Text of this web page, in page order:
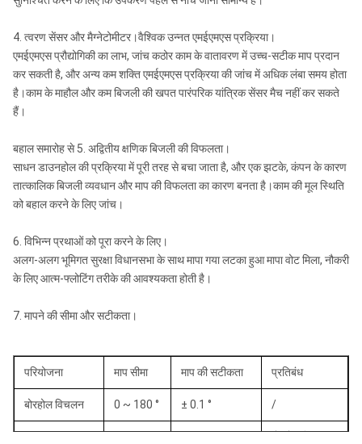
4. त्वरण सेंसर और मैग्नेटोमीटर।वैश्विक उन्नत एमईएमएस प्रक्रिया।
एमईएमएस प्रौद्योगिकी का लाभ, जांच कठोर काम के वातावरण में उच्च-सटीक माप प्रदान
कर सकती है, और अन्य कम शक्ति एमईएमएस प्रक्रिया की जांच में अधिक लंबा समय होता
है।काम के माहौल और कम बिजली की खपत पारंपरिक यांत्रिक सेंसर मैच नहीं कर सकते
हैं।
बहाल समारोह से 5. अद्वितीय क्षणिक बिजली की विफलता।
साधन डाउनहोल की प्रक्रिया में पूरी तरह से बचा जाता है, और एक झटके, कंपन के कारण
तात्कालिक बिजली व्यवधान और माप की विफलता का कारण बनता है।काम की मूल स्थिति
को बहाल करने के लिए जांच।
6. विभिन्न प्रथाओं को पूरा करने के लिए।
अलग-अलग भूमिगत सुरक्षा विधानसभा के साथ मापा गया लटका हुआ मापा वोट मिला, नौकरी
के लिए आत्म-फ्लोटिंग तरीके की आवश्यकता होती है।
7. मापने की सीमा और सटीकता।
परियोजना माप सीमा माप की सटीकता प्रतिबंध
बोरहोल विचलन 0 ~ 180 ° ± 0.1 ° /